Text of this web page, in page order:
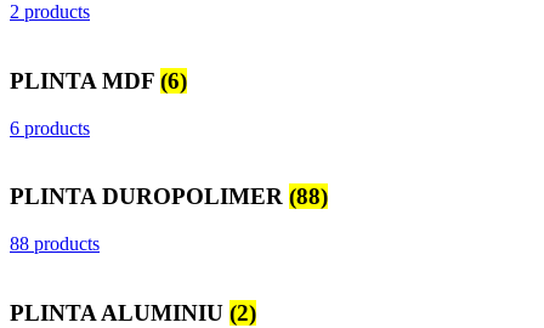
2 products
PLINTA MDF (6)
6 products
PLINTA DUROPOLIMER (88)
88 products
PLINTA ALUMINIU (2)